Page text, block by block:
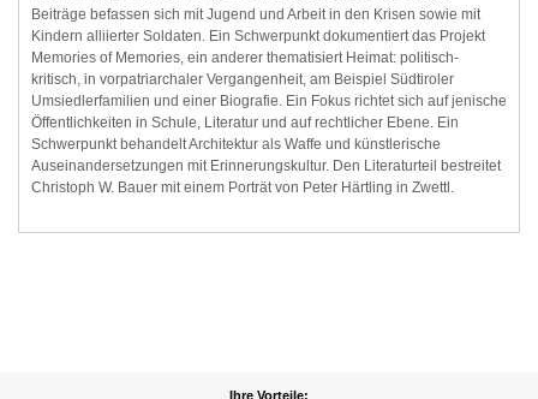
Beiträge befassen sich mit Jugend und Arbeit in den Krisen sowie mit
Kindern alliierter Soldaten. Ein Schwerpunkt dokumentiert das Projekt
Memories of Memories, ein anderer thematisiert Heimat: politisch-
kritisch, in vorpatriarchaler Vergangenheit, am Beispiel Südtiroler
Umsiedlerfamilien und einer Biografie. Ein Fokus richtet sich auf jenische
Öffentlichkeiten in Schule, Literatur und auf rechtlicher Ebene. Ein
Schwerpunkt behandelt Architektur als Waffe und künstlerische
Auseinandersetzungen mit Erinnerungskultur. Den Literaturteil bestreitet
Christoph W. Bauer mit einem Porträt von Peter Härtling in Zwettl.
Ihre Vorteile: